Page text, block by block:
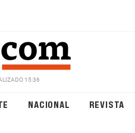
15:36
NACIONAL REVISTA